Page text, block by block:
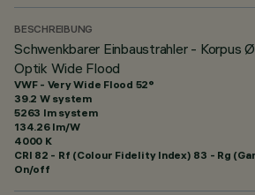
BESCHREIBUNG
Schwenkbarer Einbaustrahler - Korpus
Optik Wide Flood
VWF - Very Wide Flood 52°
39.2 W system
5263 lm system
134.26 lm/W
4000 K
CRI 82 - Rf (Colour Fidelity Index) 83 - Rg
On/off